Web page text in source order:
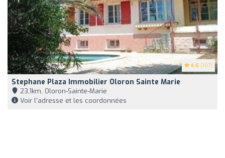
4.6 (107)
Stephane Plaza Immobilier Oloron Sainte Marie
23,1km, Oloron-Sainte-Marie
Voir l'adresse et les coordonnées